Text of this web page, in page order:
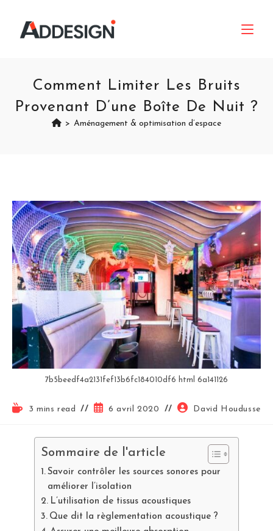
Comment Limiter Les Bruits
Provenant D’une Boîte De Nuit ?
> Aménagement & optimisation d’espace
7b5beedf4a2131fef13b6fc184010df6 html 6a141126
3 mins read 6 avril 2020 David Houdusse
Sommaire de l'article
Savoir contrôler les sources sonores pour
améliorer l’isolation
L’utilisation de tissus acoustiques
Que dit la règlementation acoustique ?